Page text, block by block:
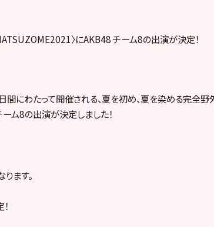
〉にAKB48 チーム8の出演が決定！
にわたって開催される、夏を初め、夏を染める完全野
ム8の出演が決定しました！
ます。